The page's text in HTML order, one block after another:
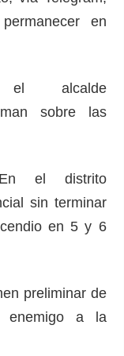
en
el alcalde
sobre las
el distrito
sin terminar
en 5 y 6
preliminar de
enemigo a la